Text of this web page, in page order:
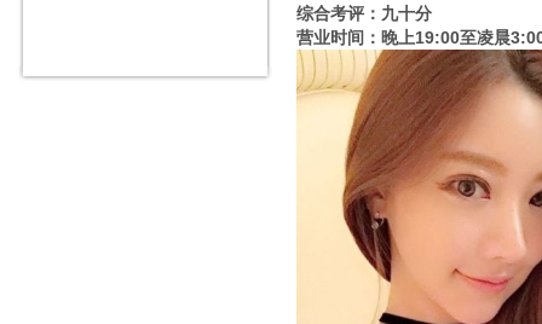
综合考评：九十分
营业时间：晚上19:00至凌晨